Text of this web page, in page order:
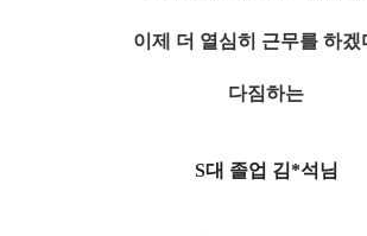
이제 더 열심히 근무를 하겠
다짐하는
S대 졸업 김*석님